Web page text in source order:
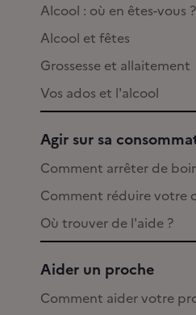
Alcool : où en êtes-vous ?
Alcool et fêtes
Grossesse et allaitement
Vos ados et l'alcool
Agir sur sa
Comment arrêter de
Comment réduire votre
Où trouver de l'aide ?
Aider un proche
Comment aider votre